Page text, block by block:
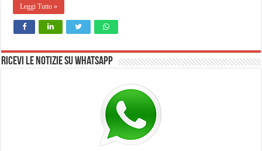
Leggi Tutto »
Ricevi le notizie su Whatsapp